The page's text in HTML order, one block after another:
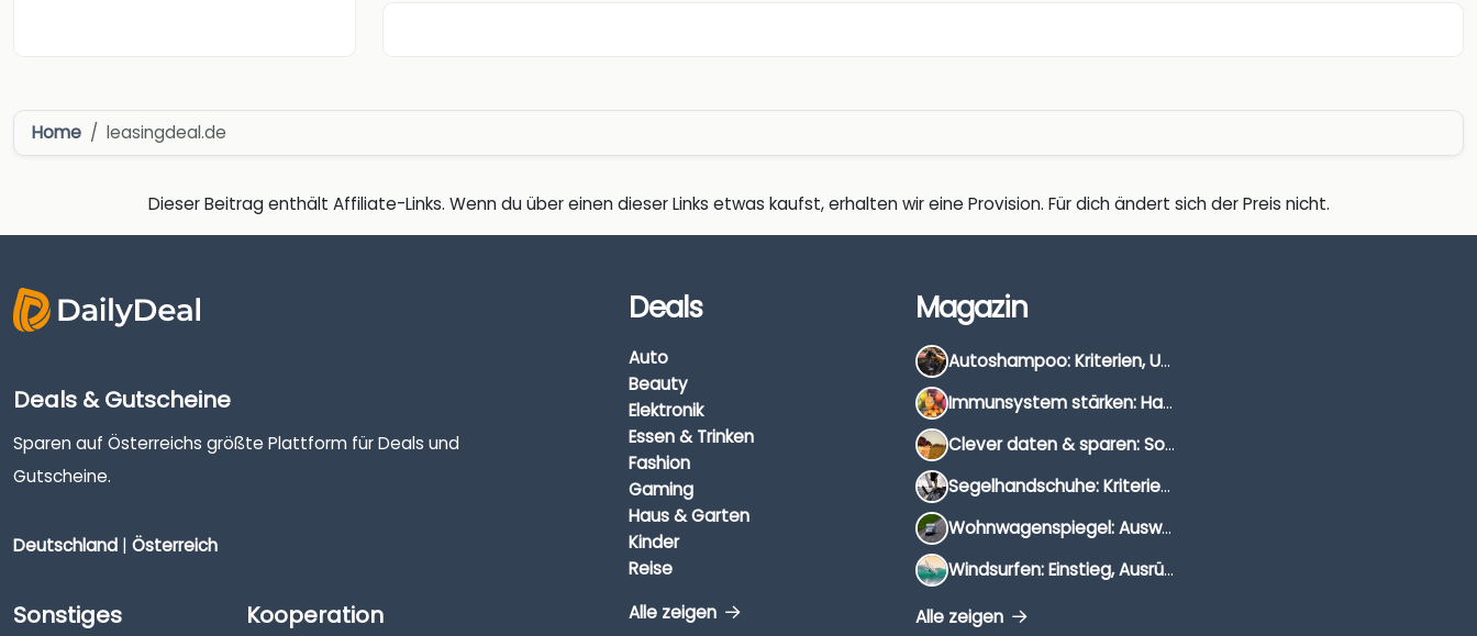
Home leasingdeal.de
Dieser Beitrag enthält Affiliate-Links. Wenn du über einen dieser Links etwas kaufst, erhalten wir eine Provision. Für dich ändert sich der Preis nicht.
Deals & Gutscheine
Sparen auf Österreichs größte Plattform für Deals und
Gutscheine.
Deutschland | Österreich
Sonstiges Kooperation
Deals
Auto
Beauty
Elektronik
Essen & Trinken
Fashion
Gaming
Haus & Garten
Kinder
Reise
Alle zeigen
Magazin
Autoshampoo: Kriterien, Unterschiede & Anwendung
Immunsystem stärken: Hausmittel, Vitamine & Wissenswertes
Clever daten & sparen: So findest du die besten Deals für Dates und Unternehmungen
Segelhandschuhe: Kriterien, Materialien & Tipps
Wohnwagenspiegel: Auswahl, Preise & Montage
Windsurfen: Einstieg, Ausrüstung & Tipps
Alle zeigen